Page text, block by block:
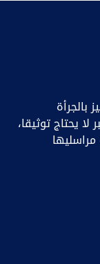
بالجرأة
ﻻ يحتاج توثيقا،